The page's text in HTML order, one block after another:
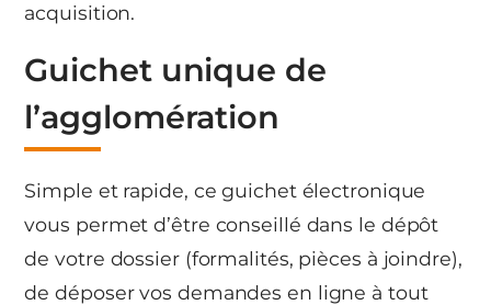
acquisition.
Guichet unique de
l’agglomération
Simple et rapide, ce guichet électronique
vous permet d’être conseillé dans le dépôt
de votre dossier (formalités, pièces à joindre),
de déposer vos demandes en ligne à tout